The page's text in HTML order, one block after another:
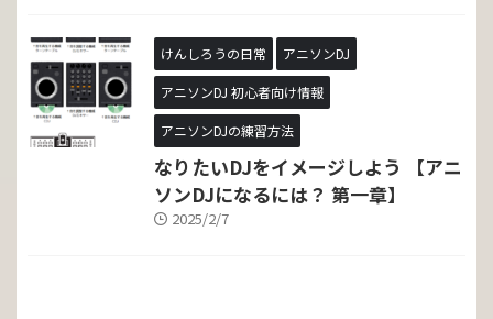
けんしろうの日常 アニソンDJ
アニソンDJ 初心者向け情報
アニソンDJの練習方法
なりたいDJをイメージしよう 【アニ
ソンDJになるには？ 第一章】
2025/2/7